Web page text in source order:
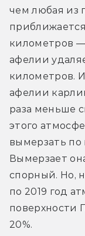
чем любая из
километров
афелии
километров.
афелии
раза меньше
этого
вымерзать
Вымерзает
спорный. Но,
по 2019 год
поверхности
20%.